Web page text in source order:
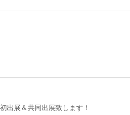
出展＆共同出展致します！